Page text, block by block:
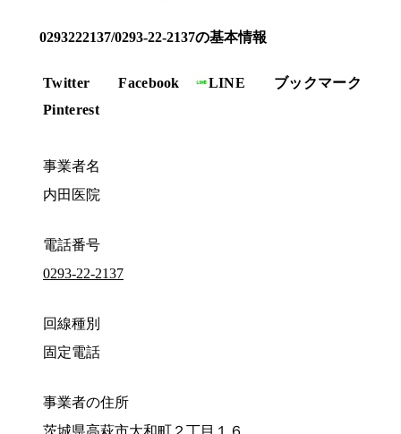
0293222137/0293-22-2137の基本情報
Twitter Facebook LINE
ブックマーク
Pinterest
事業者名
内田医院
電話番号
0293-22-2137
回線種別
固定電話
事業者の住所